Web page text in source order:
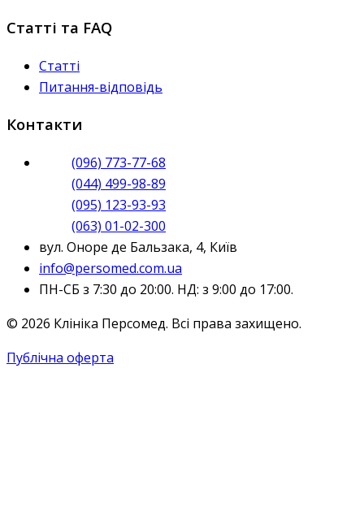
Статті та FAQ
Статті
Питання-відповідь
Контакти
(096) 773-77-68
(044) 499-98-89
(095) 123-93-93
(063) 01-02-300
вул. Оноре де Бальзака, 4, Київ
info@persomed.com.ua
ПН-СБ з 7:30 до 20:00. НД: з 9:00 до 17:00.
© 2026 Клініка Персомед. Всі права захищено.
Публічна оферта